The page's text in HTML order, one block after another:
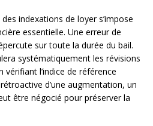
des indexations de loyer s’impose
essentielle. Une erreur de
sur toute la durée du bail.
systématiquement les révisions
l’indice de référence
d’une augmentation, un
être négocié pour préserver la